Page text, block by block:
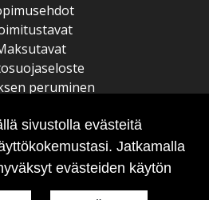
peruminen
sivustolla evästeitä
Jatkamalla
evästeiden käytön